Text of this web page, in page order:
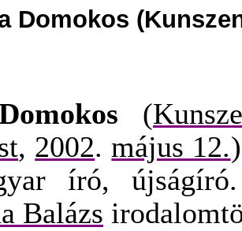
Domokos
(
, 2002.május 12.
író,
Balázs